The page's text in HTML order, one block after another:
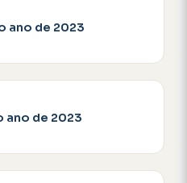
ano de 2023
ano de 2023